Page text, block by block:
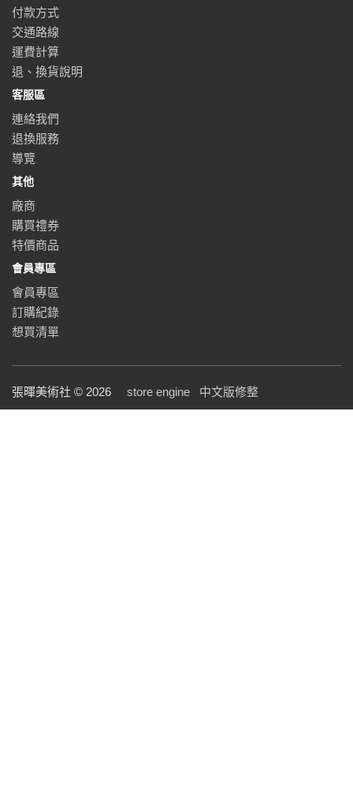
付款方式
交通路線
運費計算
退、換貨說明
客服區
連絡我們
退換服務
導覽
其他
廠商
購買禮券
特價商品
會員專區
會員專區
訂購紀錄
想買清單
張暉美術社 © 2026 store engine 中文版修整